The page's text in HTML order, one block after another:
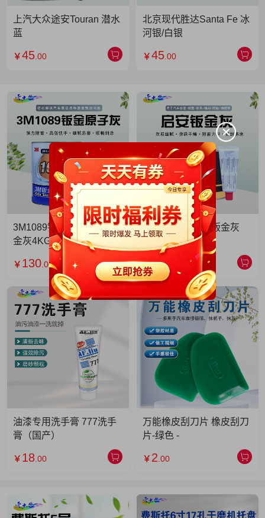
上汽大众途安Touran 潜水
蓝
￥45 .00
北京现代胜达Santa Fe 冰
河银/白银
￥45 .00
3M1089钣金灰 3M1089钣
金灰4KG 单罐
￥ 130 .00
启安钣金灰 启安钣金灰
2KG 单罐
￥49.90
油漆专用洗手膏 777洗手
膏（国产）
￥ 18 .00
万能橡皮刮刀片 橡皮刮刀
片-绿色 -
￥ 2 .00